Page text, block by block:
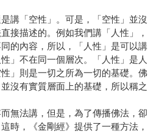
講「空性」。可是，「空性」並沒
接描述的。例如我們講「人性」，
的內容，所以，「人性」是可以講
」不在同一個層次。「人性」是人
」則是一切之所為一切的基礎。佛
沒有實質層面上的基礎，所以稱之
無法講，但是，為了傳播佛法，卻
時，《金剛經》提供了一種方法，